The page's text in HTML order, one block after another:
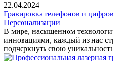
22.04.2024
Гравировка телефонов и
Персонализации
В мире, насыщенном
инновациями, каждый из нас
подчеркнуть свою